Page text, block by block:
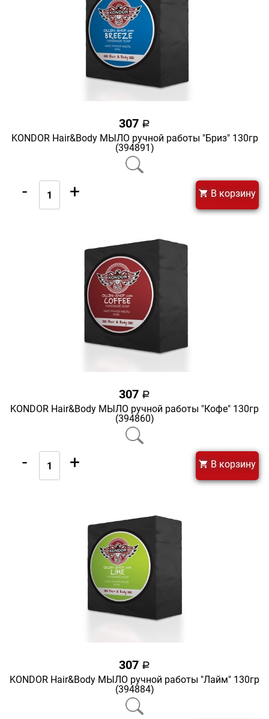
307 a
KONDOR Hair&Body МЫЛО ручной работы "Бриз" 130гр
(394891)
- + В корзину
307 a
KONDOR Hair&Body МЫЛО ручной работы "Кофе" 130гр
(394860)
- + В корзину
307 a
KONDOR Hair&Body МЫЛО ручной работы "Лайм" 130гр
(394884)